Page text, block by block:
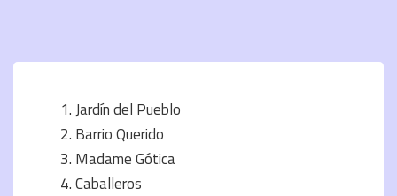
Jardín del Pueblo
Barrio Querido
Madame Gótica
Caballeros